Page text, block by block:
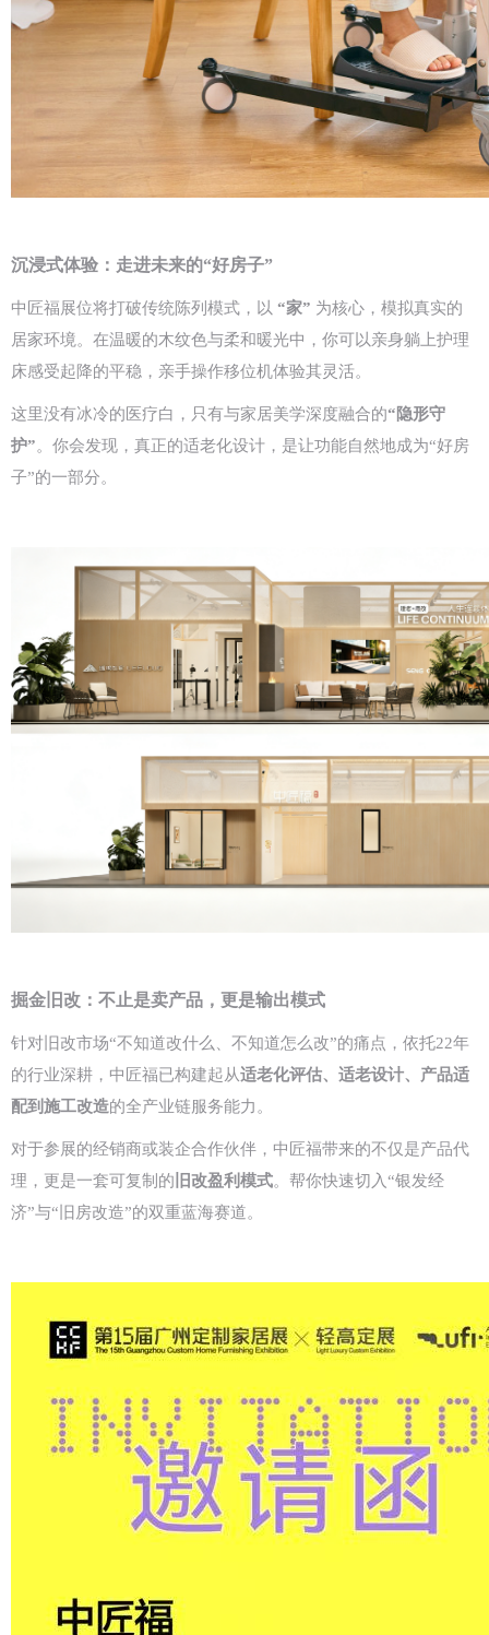
沉浸式体验：走进未来的“好房子”
中匠福展位将打破传统陈列模式，以 “家” 为核心，模拟真实的
居家环境。在温暖的木纹色与柔和暖光中，你可以亲身躺上护理
床感受起降的平稳，亲手操作移位机体验其灵活。
这里没有冰冷的医疗白，只有与家居美学深度融合的“隐形守
护”。你会发现，真正的适老化设计，是让功能自然地成为“好房
子”的一部分。
掘金旧改：不止是卖产品，更是输出模式
针对旧改市场“不知道改什么、不知道怎么改”的痛点，依托22年
的行业深耕，中匠福已构建起从适老化评估、适老设计、产品适
配到施工改造的全产业链服务能力。
对于参展的经销商或装企合作伙伴，中匠福带来的不仅是产品代
理，更是一套可复制的 旧改盈利模式。帮你快速切入“银发经
济”与“旧房改造”的双重蓝海赛道。